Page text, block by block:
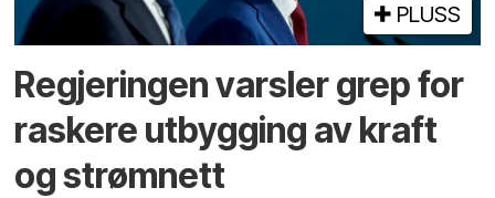
PLUSS
Regjeringen varsler grep for
raskere utbygging av kraft
og strømnett